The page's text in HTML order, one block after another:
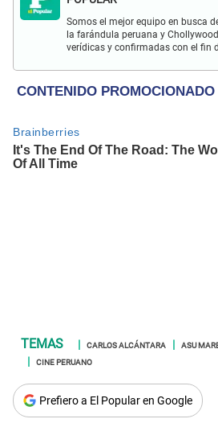
Somos el mejor equipo en busca
la farándula peruana y
verídicas y confirmadas con el fin
CARLOS ALCÁNTARA ASU
CINE PERUANO
Prefiero a El Popular en Google